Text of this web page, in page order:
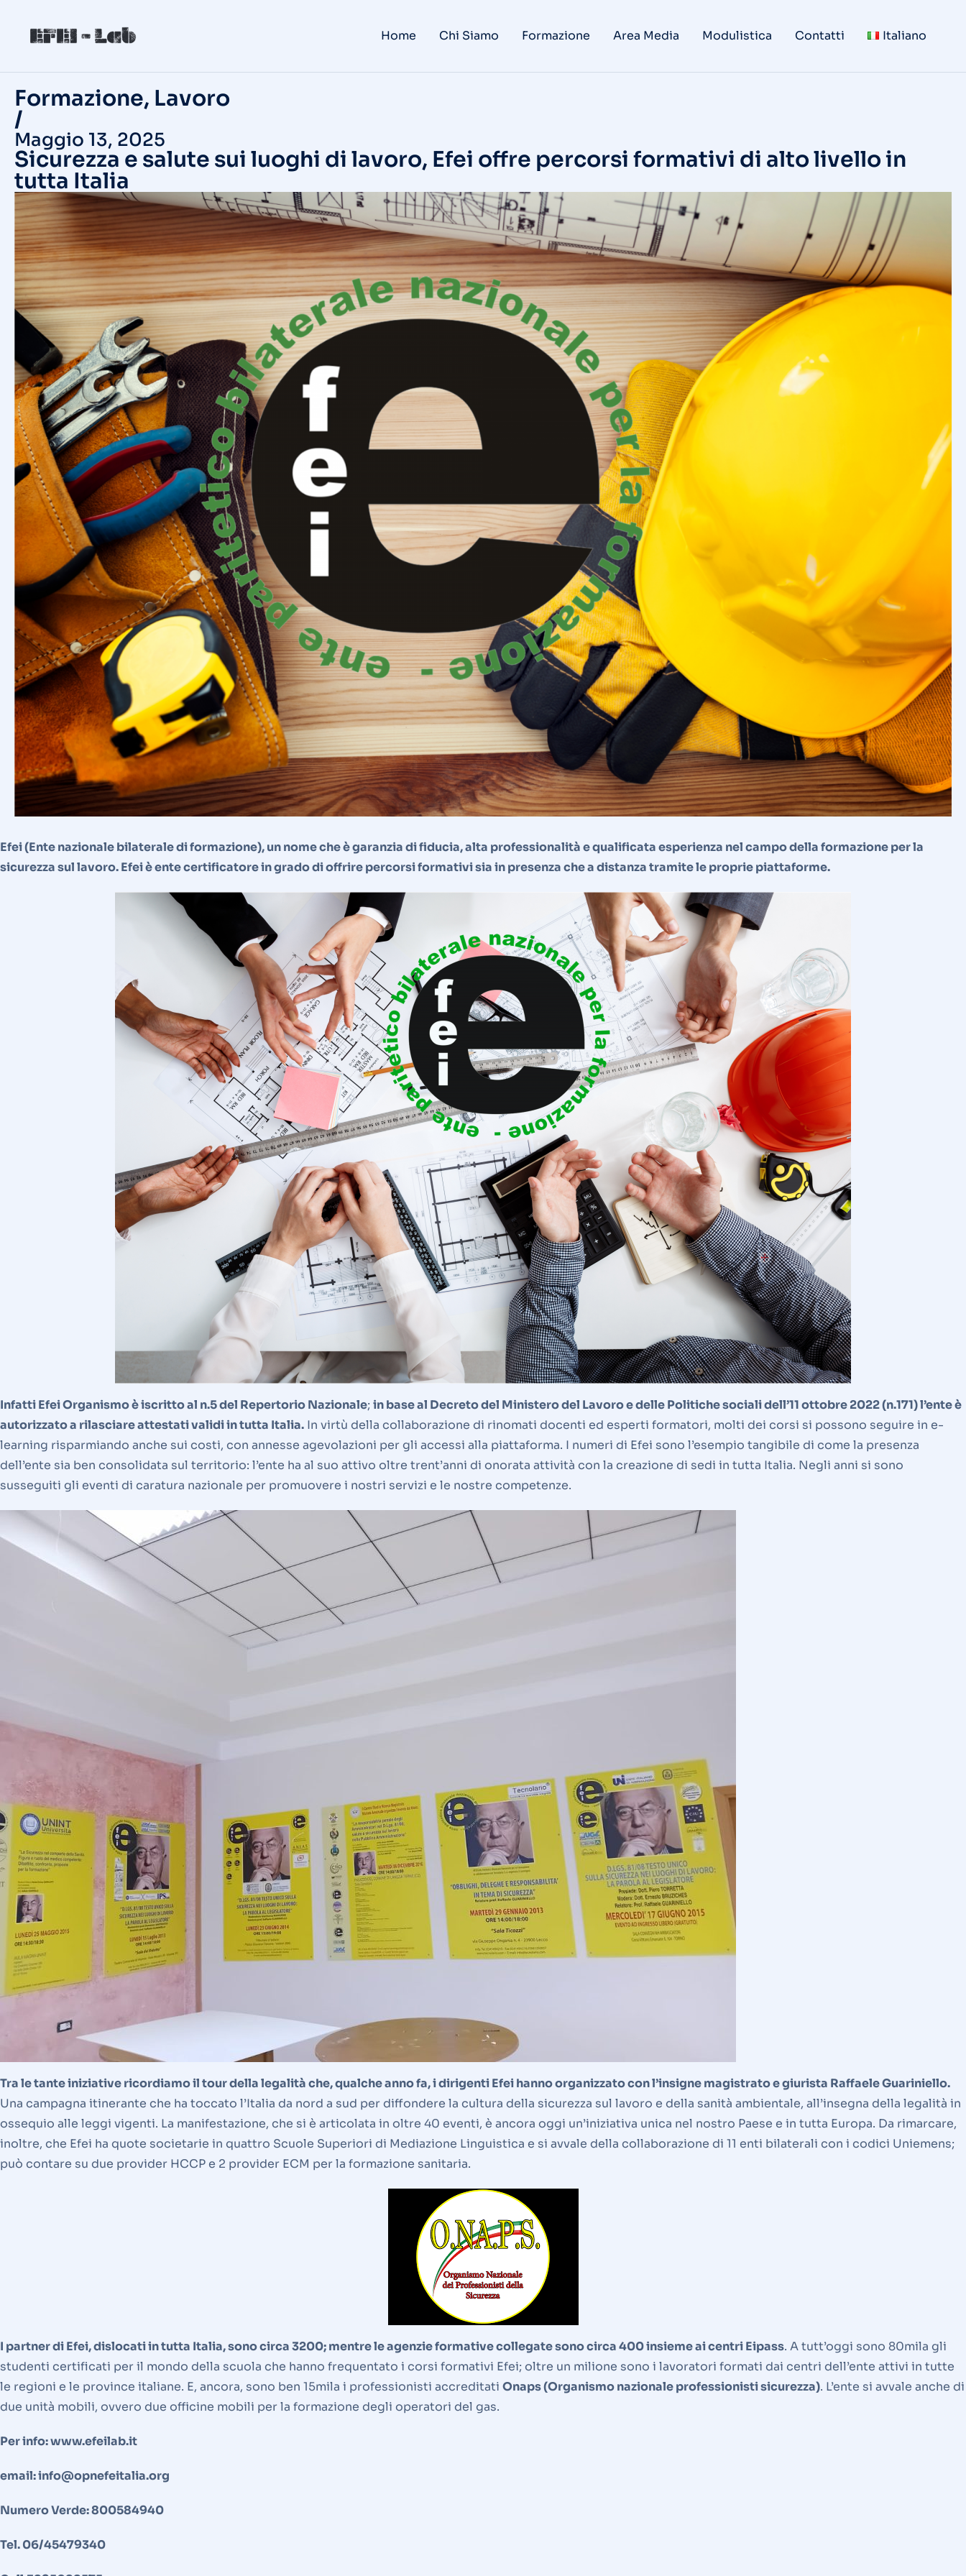
Home Chi Siamo Formazione Area Media Modulistica Contatti Italiano
Formazione, Lavoro
/
Maggio 13, 2025
Sicurezza e salute sui luoghi di lavoro, Efei offre percorsi formativi di alto livello in
tutta Italia
Efei (Ente nazionale bilaterale di formazione), un nome che è garanzia di fiducia, alta professionalità e qualificata esperienza nel campo della formazione per la
sicurezza sul lavoro. Efei è ente certificatore in grado di offrire percorsi formativi sia in presenza che a distanza tramite le proprie piattaforme.
Infatti Efei Organismo è iscritto al n.5 del Repertorio Nazionale; in base al Decreto del Ministero del Lavoro e delle Politiche sociali dell’11 ottobre 2022 (n.171) l’ente è
autorizzato a rilasciare attestati validi in tutta Italia. In virtù della collaborazione di rinomati docenti ed esperti formatori, molti dei corsi si possono seguire in e-
learning risparmiando anche sui costi, con annesse agevolazioni per gli accessi alla piattaforma. I numeri di Efei sono l’esempio tangibile di come la presenza
dell’ente sia ben consolidata sul territorio: l’ente ha al suo attivo oltre trent’anni di onorata attività con la creazione di sedi in tutta Italia. Negli anni si sono
susseguiti gli eventi di caratura nazionale per promuovere i nostri servizi e le nostre competenze.
Tra le tante iniziative ricordiamo il tour della legalità che, qualche anno fa, i dirigenti Efei hanno organizzato con l’insigne magistrato e giurista Raffaele Guariniello.
Una campagna itinerante che ha toccato l’Italia da nord a sud per diffondere la cultura della sicurezza sul lavoro e della sanità ambientale, all’insegna della legalità in
ossequio alle leggi vigenti. La manifestazione, che si è articolata in oltre 40 eventi, è ancora oggi un’iniziativa unica nel nostro Paese e in tutta Europa. Da rimarcare,
inoltre, che Efei ha quote societarie in quattro Scuole Superiori di Mediazione Linguistica e si avvale della collaborazione di 11 enti bilaterali con i codici Uniemens;
può contare su due provider HCCP e 2 provider ECM per la formazione sanitaria.
I partner di Efei, dislocati in tutta Italia, sono circa 3200; mentre le agenzie formative collegate sono circa 400 insieme ai centri Eipass. A tutt’oggi sono 80mila gli
studenti certificati per il mondo della scuola che hanno frequentato i corsi formativi Efei; oltre un milione sono i lavoratori formati dai centri dell’ente attivi in tutte
le regioni e le province italiane. E, ancora, sono ben 15mila i professionisti accreditati Onaps (Organismo nazionale professionisti sicurezza). L’ente si avvale anche di
due unità mobili, ovvero due officine mobili per la formazione degli operatori del gas.
Per info: www.efeilab.it
email: info@opnefeitalia.org
Numero Verde: 800584940
Tel. 06/45479340